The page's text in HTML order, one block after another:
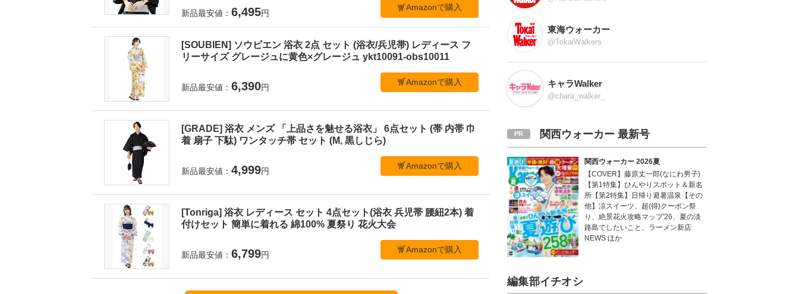
新品最安値： 6,495円
Amazonで購入
[SOUBIEN] ソウビエン 浴衣 2点 セット (浴衣/兵児帯) レディース フ
リーサイズ グレージュに黄色×グレージュ ykt10091-obs10011
新品最安値： 6,390円
Amazonで購入
[GRADE] 浴衣 メンズ 「上品さを魅せる浴衣」 6点セット (帯 内帯 巾
着 扇子 下駄) ワンタッチ帯 セット (M, 黒しじら)
新品最安値： 4,999円
Amazonで購入
[Tonriga] 浴衣 レディース セット 4点セット(浴衣 兵児帯 腰紐2本) 着
付けセット 簡単に着れる 綿100% 夏祭り 花火大会
新品最安値： 6,799円
Amazonで購入
東海ウォーカー
@TokaiWalkers
キャラWalker
@chara_walker_
関西ウォーカー 最新号
関西ウォーカー 2026夏
【COVER】藤原丈一郎(なにわ男子)
【第1特集】ひんやりスポット＆新名
所【第2特集】日帰り避暑温泉【その
他】涼スイーツ、超(得)クーポン祭
り、絶景花火攻略マップ'26、夏の淡
路島でしたいこと、ラーメン新店
NEWS ほか
編集部イチオシ